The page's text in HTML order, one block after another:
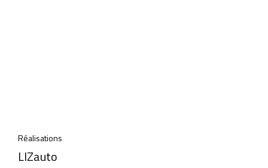
Réalisations
LIZauto